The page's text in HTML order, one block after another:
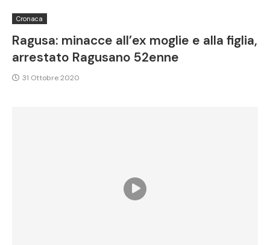
Cronaca
Ragusa: minacce all’ex moglie e alla figlia,
arrestato Ragusano 52enne
31 Ottobre 2020